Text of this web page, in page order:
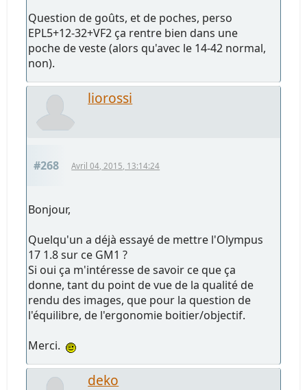
Question de goûts, et de poches, perso
EPL5+12-32+VF2 ça rentre bien dans une
poche de veste (alors qu'avec le 14-42 normal,
non).
liorossi
#268 Avril 04, 2015, 13:14:24
Bonjour,
Quelqu'un a déjà essayé de mettre l'Olympus
17 1.8 sur ce GM1 ?
Si oui ça m'intéresse de savoir ce que ça
donne, tant du point de vue de la qualité de
rendu des images, que pour la question de
l'équilibre, de l'ergonomie boitier/objectif.
Merci.
deko